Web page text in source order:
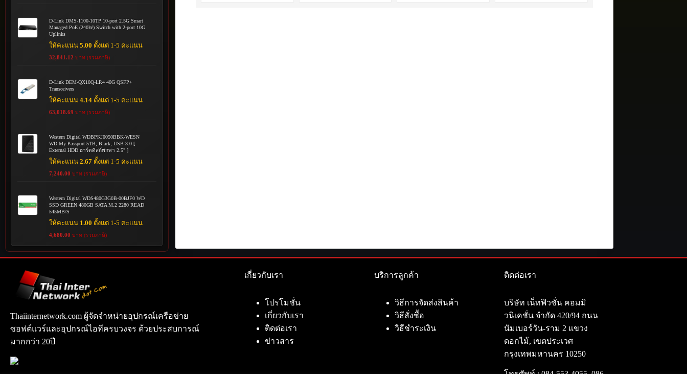
D-Link DMS-1100-10TP 10-port 2.5G Smart
Managed PoE (240W) Switch with 2-port 10G
Uplinks
ให้คะแนน5.00 ตั้งแต่ 1-5 คะแนน
32,841.12 บาท (รวมภาษี)
D-Link DEM-QX10Q-LR4 40G QSFP+
Transceivers
ให้คะแนน4.14 ตั้งแต่ 1-5 คะแนน
63,018.69 บาท (รวมภาษี)
Western Digital WDBPKJ0050BBK-WESN
WD My Passport 5TB, Black, USB 3.0 [
External HDD ฮาร์ดดิสก์พกพา 2.5" ]
ให้คะแนน2.67 ตั้งแต่ 1-5 คะแนน
7,240.00 บาท (รวมภาษี)
Western Digital WDS480G3G0B-00BJF0 WD
SSD GREEN 480GB SATA M.2 2280 READ
545MB/S
ให้คะแนน 1.00 ตั้งแต่ 1-5 คะแนน
4,680.00 บาท (รวมภาษี)
Thaiinternetwork.com ผู้จัดจำหน่ายอุปกรณ์เครือข่าย
ซอฟต์แวร์และอุปกรณ์ไอทีครบวงจร ด้วยประสบการณ์
มากกว่า 20ปี
เกี่ยวกับเรา
โปรโมชั่น
เกี่ยวกับเรา
ติดต่อเรา
ข่าวสาร
บริการลูกค้า
วิธีการจัดส่งสินค้า
วิธีสั่งซื้อ
วิธีชำระเงิน
ติดต่อเรา
บริษัท เน็ทฟิวชั่น คอมมิ
วนิเคชั่น จำกัด 420/94 ถนน
นัมเบอร์วัน-ราม 2 แขวง
ดอกไม้, เขตประเวศ
กรุงเทพมหานคร 10250